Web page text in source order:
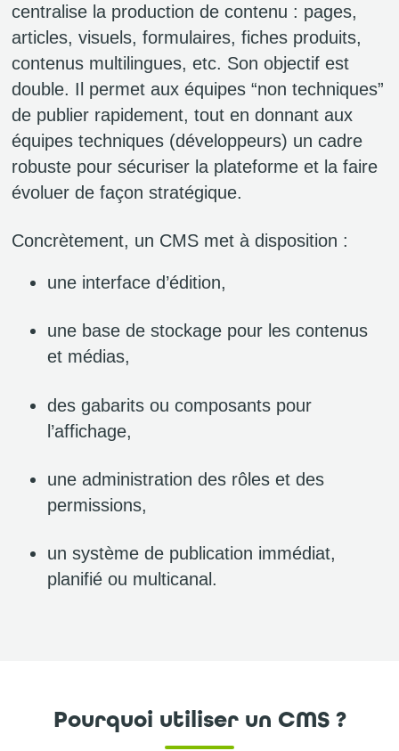
centralise la production de contenu : pages,
articles, visuels, formulaires, fiches produits,
contenus multilingues, etc. Son objectif est
double. Il permet aux équipes “non techniques”
de publier rapidement, tout en donnant aux
équipes techniques (développeurs) un cadre
robuste pour sécuriser la plateforme et la faire
évoluer de façon stratégique.
Concrètement, un CMS met à disposition :
une interface d’édition,
une base de stockage pour les contenus
et médias,
des gabarits ou composants pour
l’affichage,
une administration des rôles et des
permissions,
un système de publication immédiat,
planifié ou multicanal.
Pourquoi utiliser un CMS ?